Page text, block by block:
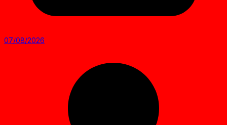
07/08/2026